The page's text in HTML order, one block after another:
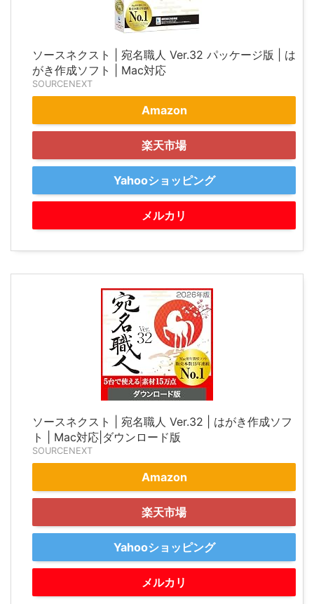
ソースネクスト | 宛名職人 Ver.32 パッケージ版 | は
がき作成ソフト | Mac対応
SOURCENEXT
Amazon
楽天市場
Yahooショッピング
メルカリ
ソースネクスト | 宛名職人 Ver.32 | はがき作成ソフ
ト | Mac対応|ダウンロード版
SOURCENEXT
Amazon
楽天市場
Yahooショッピング
メルカリ